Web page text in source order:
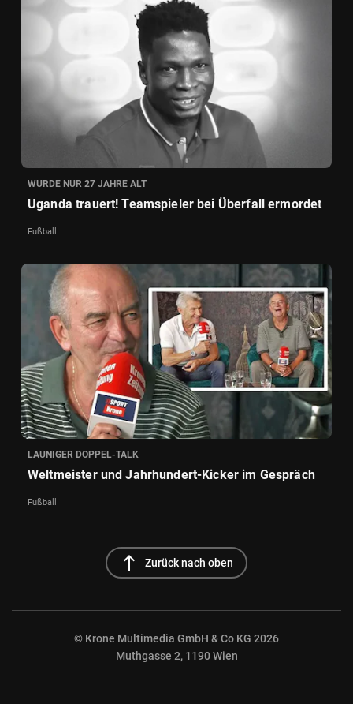
WURDE NUR 27 JAHRE ALT
Uganda trauert! Teamspieler bei Überfall ermordet
Fußball
LAUNIGER DOPPEL-TALK
Weltmeister und Jahrhundert-Kicker im Gespräch
Fußball
north Zurück nach oben
© Krone Multimedia GmbH & Co KG 2026
Muthgasse 2, 1190 Wien